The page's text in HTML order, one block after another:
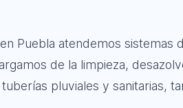
Puebla atendemos
de la limpieza,
pluviales y sanitarias,